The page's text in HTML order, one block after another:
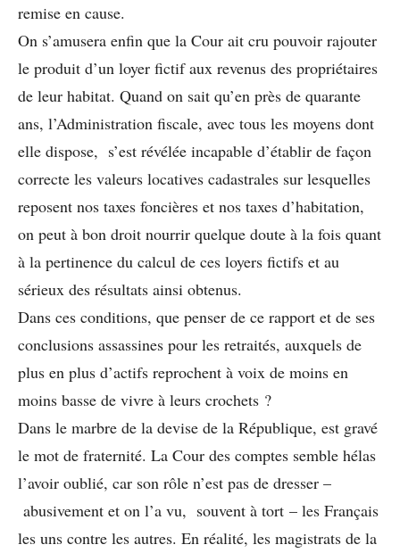
remise en cause.
On s’amusera enfin que la Cour ait cru pouvoir rajouter
le produit d’un loyer fictif aux revenus des propriétaires
de leur habitat. Quand on sait qu’en près de quarante
ans, l’Administration fiscale, avec tous les moyens dont
elle dispose, s’est révélée incapable d’établir de façon
correcte les valeurs locatives cadastrales sur lesquelles
reposent nos taxes foncières et nos taxes d’habitation,
on peut à bon droit nourrir quelque doute à la fois quant
à la pertinence du calcul de ces loyers fictifs et au
sérieux des résultats ainsi obtenus.
Dans ces conditions, que penser de ce rapport et de ses
conclusions assassines pour les retraités, auxquels de
plus en plus d’actifs reprochent à voix de moins en
moins basse de vivre à leurs crochets ?
Dans le marbre de la devise de la République, est gravé
le mot de fraternité. La Cour des comptes semble hélas
l’avoir oublié, car son rôle n’est pas de dresser –
abusivement et on l’a vu, souvent à tort – les Français
les uns contre les autres. En réalité, les magistrats de la